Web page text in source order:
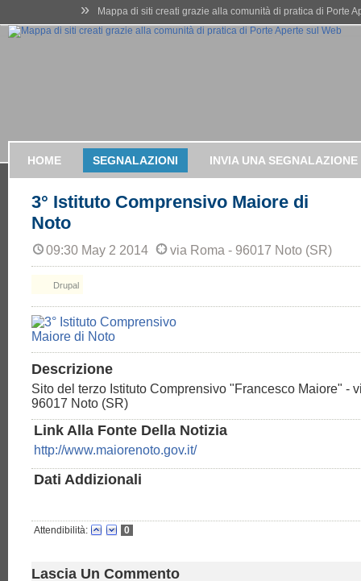
» Mappa di siti creati grazie alla comunità di pratica di Porte
HOME SEGNALAZIONI INVIA UNA SEGNALAZIONE
3° Istituto Comprensivo Maiore di
Noto
09:30 May 2 2014 via Roma - 96017 Noto (SR)
Drupal
Descrizione
Sito del terzo Istituto Comprensivo "Francesco Maiore" -
96017 Noto (SR)
Link Alla Fonte Della Notizia
http://www.maiorenoto.gov.it/
Dati Addizionali
Attendibilità: 0
Lascia Un Commento